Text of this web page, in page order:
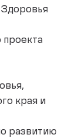
края и
развитию